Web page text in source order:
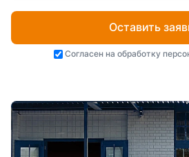
Оставить
Согласен на обработку